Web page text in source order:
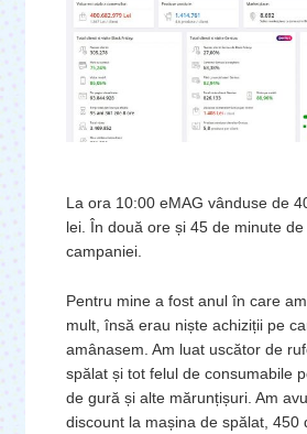
La ora 10:00 eMAG vânduse de
lei. În două ore și 45 de minute de
campaniei.
Pentru mine a fost anul în care
mult, însă erau niște achiziții pe
amânasem. Am luat uscător de
spălat și tot felul de consumabile
de gură și alte mărunțișuri. Am
discount la mașina de spălat, 450